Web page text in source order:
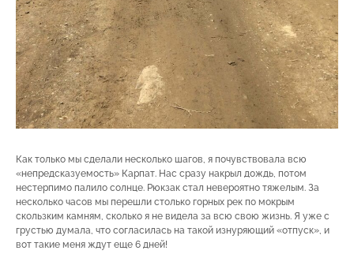
Как только мы сделали несколько шагов, я почувствовала всю
«непредсказуемость» Карпат. Нас сразу накрыл дождь, потом
нестерпимо палило солнце. Рюкзак стал невероятно тяжелым. За
несколько часов мы перешли столько горных рек по мокрым
скользким камням, сколько я не видела за всю свою жизнь. Я уже с
грустью думала, что согласилась на такой изнуряющий «отпуск», и
вот такие меня ждут еще 6 дней!